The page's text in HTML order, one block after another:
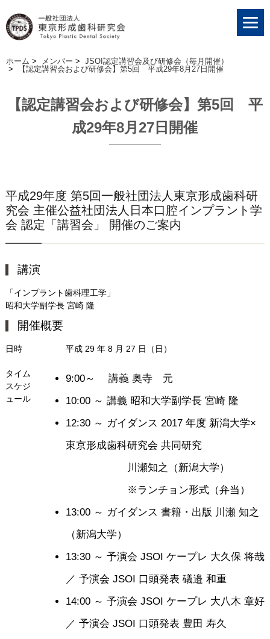
ホーム > メンバー > JSOI認定講習会及び研修会（毎月開催）
>
【認定講習会および研修会】第5回 平成29年8月27日開催
【認定講習会および研修会】第5回 平
成29年8月27日開催
平成29年度 第5回一般社団法人東京形成歯科研
究会 主催公益社団法人日本口腔インプラント学
会 認定「講習会」 開催のご案内
講演
「インプラント歯科理工学」
昭和大学副学長 宮崎 隆
開催概要
日時 平成 29 年 8 月 27 日（日）
タイム
スケジ
ュール
9:00～
講義 奥寺 元
10:00 ～ 講義 昭和大学副学長 宮崎 隆
12:30 ～ ガイダンス 2017 年度 新潟大学×
東京形成歯科研究会 共同研究
川瀬知之（新潟大学）
※ランチョン形式（弁当）
13:00 ～ ガイダンス 書籍・出版 川瀬 知之
（新潟大学）
13:30 ～ 予演会 JSOI ケープレ 大久保 将哉
／ 予演会 JSOI 口頭発表 礒邉 和重
14:00 ～ 予演会 JSOI ケープレ 大八木 章好
／ 予演会 JSOI 口頭発表 豊田 寿久